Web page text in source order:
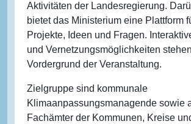
Aktivitäten der Landesregierung.
bietet das Ministerium eine Plattform
Projekte, Ideen und Fragen.
und Vernetzungsmöglichkeiten
Vordergrund der Veranstaltung.
Zielgruppe sind kommunale
Klimaanpassungsmanagende sowie
Fachämter der Kommunen, Kreise